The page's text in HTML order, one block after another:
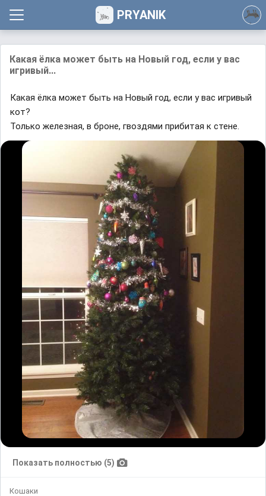
PRYANIK
Какая ёлка может быть на Новый год, если у вас
игривый...
Какая ёлка может быть на Новый год, если у вас игривый
кот?
Только железная, в броне, гвоздями прибитая к стене.
Показать полностью (5)
Кошаки